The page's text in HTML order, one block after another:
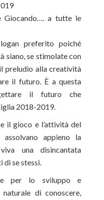
Giocando…. a tutte le
preferito poiché
siano, se stimolate con
preludio alla creatività
il futuro. È a questa
il futuro che
2018-2019.
il gioco e l’attività del
appieno la
una disincantata
di se stessi.
per lo sviluppo e
naturale di conoscere,